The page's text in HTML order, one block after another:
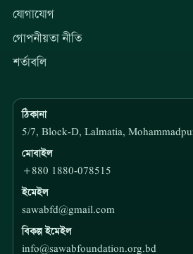
যোগাযোগ
গোপনীয়তা নীতি
শর্তাবলি
ঠিকানা
5/7, Block-D, Lalmatia,
মোবাইল
+880 1880-078515
ইমেইল
sawabfd@gmail.com
বিকল্প ইমেইল
info@sawabfoundation.org.bd